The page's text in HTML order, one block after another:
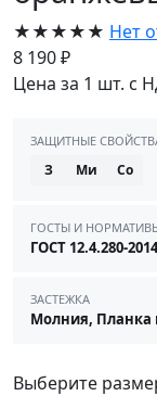
★★★★★ Нет
8 190 ₽
Цена за 1 шт. с
ЗАЩИТНЫЕ
З Ми Со
ГОСТЫ И
ГОСТ 12.4.280-
ЗАСТЕЖКА
Молния, Планка
Выберите